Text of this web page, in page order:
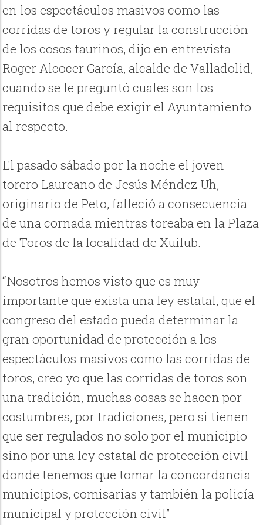
en los espectáculos masivos como las
corridas de toros y regular la construcción
de los cosos taurinos, dijo en entrevista
Roger Alcocer García, alcalde de Valladolid,
cuando se le preguntó cuales son los
requisitos que debe exigir el Ayuntamiento
al respecto.
El pasado sábado por la noche el joven
torero Laureano de Jesús Méndez Uh,
originario de Peto, falleció a consecuencia
de una cornada mientras toreaba en la Plaza
de Toros de la localidad de Xuilub.
“Nosotros hemos visto que es muy
importante que exista una ley estatal, que el
congreso del estado pueda determinar la
gran oportunidad de protección a los
espectáculos masivos como las corridas de
toros, creo yo que las corridas de toros son
una tradición, muchas cosas se hacen por
costumbres, por tradiciones, pero si tienen
que ser regulados no solo por el municipio
sino por una ley estatal de protección civil
donde tenemos que tomar la concordancia
municipios, comisarias y también la policía
municipal y protección civil”